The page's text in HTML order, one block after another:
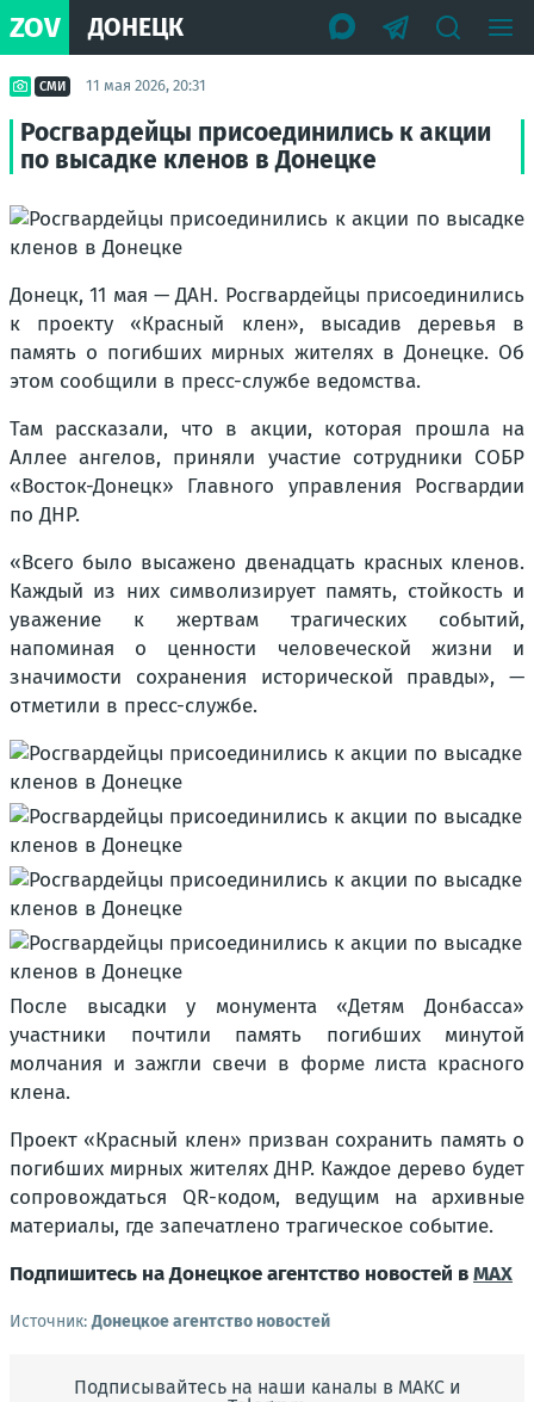
ZOV ДОНЕЦК
СМИ 11 мая 2026, 20:31
Росгвардейцы присоединились к акции
по высадке кленов в Донецке
Донецк, 11 мая — ДАН. Росгвардейцы присоединились
к проекту «Красный клен», высадив деревья в
память о погибших мирных жителях в Донецке. Об
этом сообщили в пресс-службе ведомства.
Там рассказали, что в акции, которая прошла на
Аллее ангелов, приняли участие сотрудники СОБР
«Восток-Донецк» Главного управления Росгвардии
по ДНР.
«Всего было высажено двенадцать красных кленов.
Каждый из них символизирует память, стойкость и
уважение к жертвам трагических событий,
напоминая о ценности человеческой жизни и
значимости сохранения исторической правды», —
отметили в пресс-службе.
После высадки у монумента «Детям Донбасса»
участники почтили память погибших минутой
молчания и зажгли свечи в форме листа красного
клена.
Проект «Красный клен» призван сохранить память о
погибших мирных жителях ДНР. Каждое дерево будет
сопровождаться QR-кодом, ведущим на архивные
материалы, где запечатлено трагическое событие.
Подпишитесь на Донецкое агентство новостей вMAX
Источник:Донецкое агентство новостей
Подписывайтесь на наши каналы в МАКС и